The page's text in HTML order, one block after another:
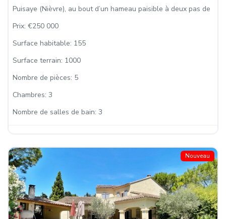
Puisaye (Nièvre), au bout d’un hameau paisible à deux pas de
Prix: €250 000
Surface habitable: 155
Surface terrain: 1000
Nombre de pièces: 5
Chambres: 3
Nombre de salles de bain: 3
Nouveau